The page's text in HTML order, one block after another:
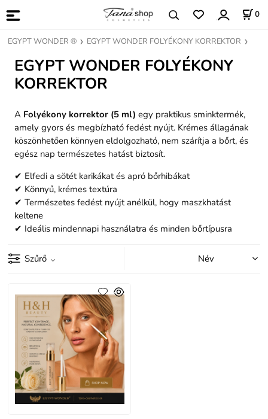
0
EGYPT WONDER ® EGYPT WONDER FOLYÉKONY KORREKTOR
EGYPT WONDER FOLYÉKONY
KORREKTOR
A Folyékony korrektor (5 ml) egy praktikus sminktermék,
amely gyors és megbízható fedést nyújt. Krémes állagának
köszönhetően könnyen eldolgozható, nem szárítja a bőrt, és
egész nap természetes hatást biztosít.
✔ Elfedi a sötét karikákat és apró bőrhibákat
✔ Könnyű, krémes textúra
✔ Természetes fedést nyújt anélkül, hogy maszkhatást
keltene
✔ Ideális mindennapi használatra és minden bőrtípusra
Szűrő